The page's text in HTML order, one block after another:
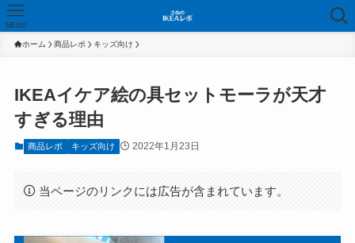
MENU
ホーム 商品レポ キッズ向け
IKEAイケア絵の具セットモーラが天才
すぎる理由
商品レポ キッズ向け 2022年1月23日
当ページのリンクには広告が含まれています。